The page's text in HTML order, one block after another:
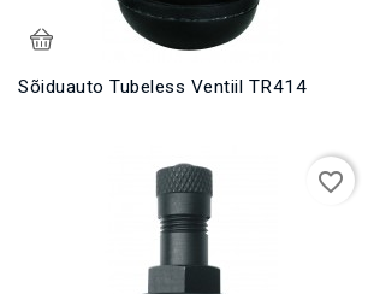
Sõiduauto Tubeless Ventiil TR414
favorite_border